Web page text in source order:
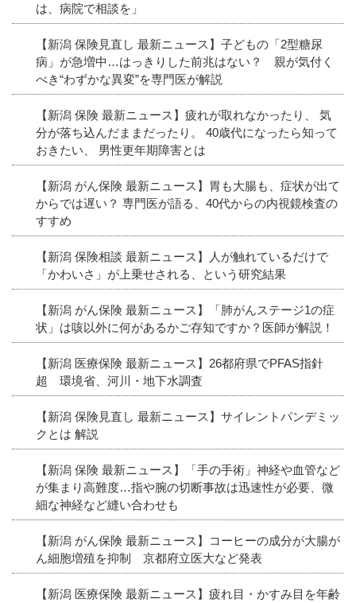
は、病院で相談を」
【新潟 保険見直し 最新ニュース】子どもの「2型糖尿
病」が急増中…はっきりした前兆はない？ 親が気付く
べき“わずかな異変”を専門医が解説
【新潟 保険 最新ニュース】疲れが取れなかったり、 気
分が落ち込んだままだったり。 40歳代になったら知って
おきたい、 男性更年期障害とは
【新潟 がん保険 最新ニュース】胃も大腸も、症状が出て
からでは遅い？ 専門医が語る、40代からの内視鏡検査の
すすめ
【新潟 保険相談 最新ニュース】人が触れているだけで
「かわいさ」が上乗せされる、という研究結果
【新潟 がん保険 最新ニュース】「肺がんステージ1の症
状」は咳以外に何があるかご存知ですか？医師が解説！
【新潟 医療保険 最新ニュース】26都府県でPFAS指針
超 環境省、河川・地下水調査
【新潟 保険見直し 最新ニュース】サイレントパンデミッ
クとは 解説
【新潟 保険 最新ニュース】「手の手術」神経や血管など
が集まり高難度…指や腕の切断事故は迅速性が必要、微
細な神経など縫い合わせも
【新潟 がん保険 最新ニュース】コーヒーの成分が大腸が
ん細胞増殖を抑制 京都府立医大など発表
【新潟 医療保険 最新ニュース】疲れ目・かすみ目を年齢